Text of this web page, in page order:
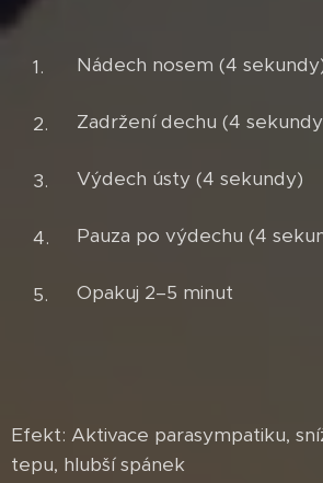
Nádech nosem (4
Zadržení dechu (4
Výdech ústy (4 sekundy)
Pauza po výdechu (4
Opakuj 2–5 minut
Efekt: Aktivace parasympatiku,
tepu, hlubší spánek